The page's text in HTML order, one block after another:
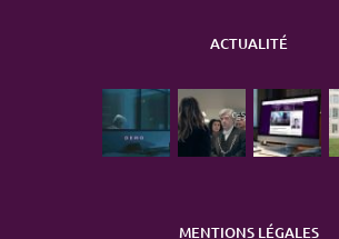
ACTUALITÉ
MENTIONS LÉGALES